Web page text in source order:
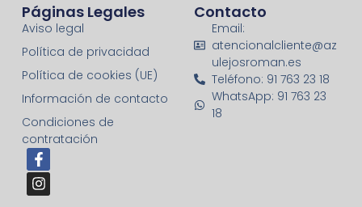
Páginas Legales
Aviso legal
Política de privacidad
Política de cookies (UE)
Información de contacto
Condiciones de
contratación
Contacto
Email:
atencionalcliente@az
ulejosroman.es
Teléfono: 91 763 23 18
WhatsApp: 91 763 23
18
F
a
c
e
I
n
s
t